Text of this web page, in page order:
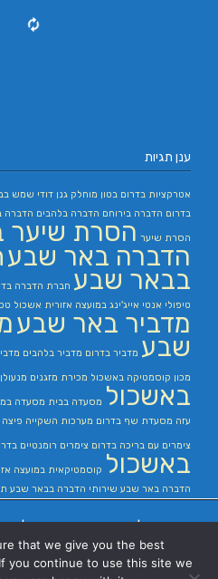
ענן תגיות
אטרקציות בדרום בטון מוחלק גנן דודי שמש
בדרום הדברה בירוחם הדברה בלהבים הדברה
הסרת שיער הסרת שיער
הדברה באר שבע
בבאר שבע חברת הדברה
טיפולי אנטי אייג'ינג במועצה אזורית אשכול
מדביר באר שבע
שבע מדביר בדרום מדביר בלהבים
מכון קוסמטיקה באשכול מכירת מזגנים
באשכול מסעדה בבית מסעדה
עזה מסעדת שף בדרום מערכות השקייה
צימרים עם בריכה בדרום צימרים רומנטיים
באשכול קוסמטיקאית במועצה
הדברה באר שבע שירותי הדברה בבאר שבע
בבאר
that we give you the best
you continue to use this site we